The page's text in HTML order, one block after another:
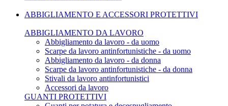
ABBIGLIAMENTO E ACCESSORI PROTETTIVI
ABBIGLIAMENTO DA LAVORO
Abbigliamento da lavoro - da uomo
Scarpe da lavoro antinfortunistiche - da uomo
Abbigliamento da lavoro - da donna
Scarpe da lavoro antinfortunistiche - da donna
Stivali da lavoro antinfortunistici
Accessori da lavoro
GUANTI PROTETTIVI